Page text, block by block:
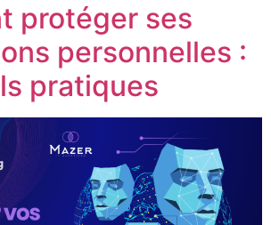
protéger ses
personnelles :
pratiques